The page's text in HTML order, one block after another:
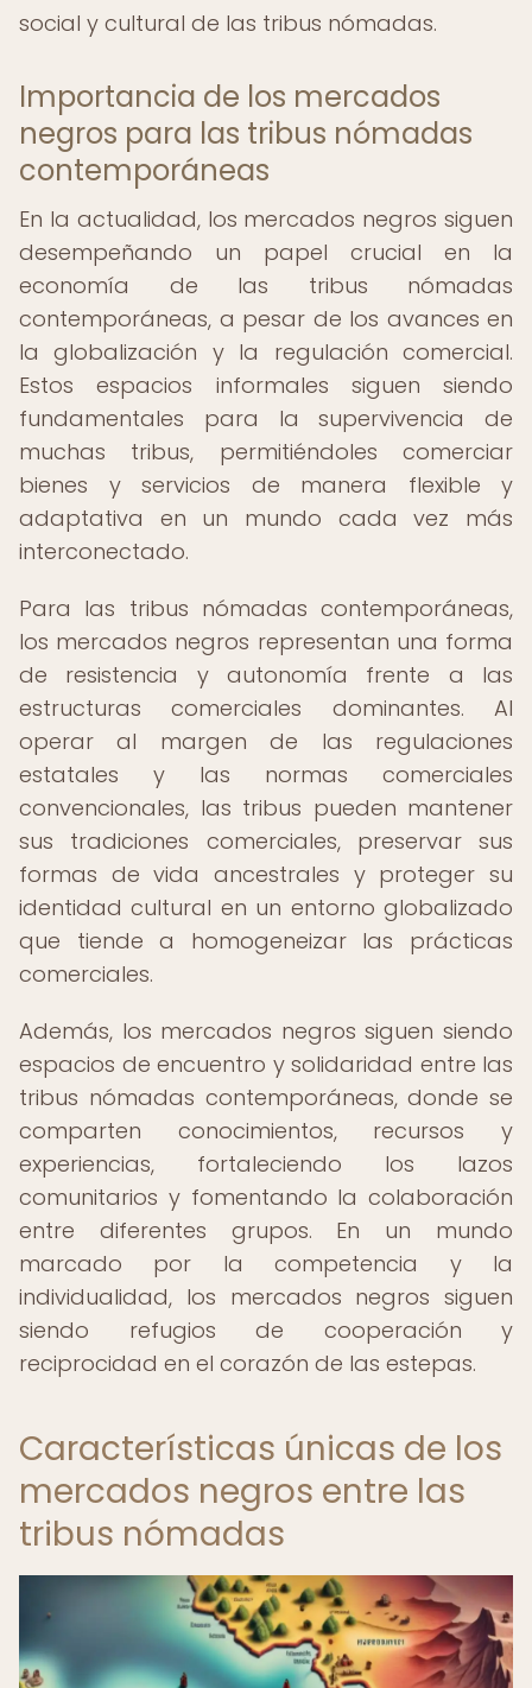
social y cultural de las tribus nómadas.
Importancia de los mercados
negros para las tribus nómadas
contemporáneas
En la actualidad, los mercados negros siguen
desempeñando un papel crucial en la
economía de las tribus nómadas
contemporáneas, a pesar de los avances en
la globalización y la regulación comercial.
Estos espacios informales siguen siendo
fundamentales para la supervivencia de
muchas tribus, permitiéndoles comerciar
bienes y servicios de manera flexible y
adaptativa en un mundo cada vez más
interconectado.
Para las tribus nómadas contemporáneas,
los mercados negros representan una forma
de resistencia y autonomía frente a las
estructuras comerciales dominantes. Al
operar al margen de las regulaciones
estatales y las normas comerciales
convencionales, las tribus pueden mantener
sus tradiciones comerciales, preservar sus
formas de vida ancestrales y proteger su
identidad cultural en un entorno globalizado
que tiende a homogeneizar las prácticas
comerciales.
Además, los mercados negros siguen siendo
espacios de encuentro y solidaridad entre las
tribus nómadas contemporáneas, donde se
comparten conocimientos, recursos y
experiencias, fortaleciendo los lazos
comunitarios y fomentando la colaboración
entre diferentes grupos. En un mundo
marcado por la competencia y la
individualidad, los mercados negros siguen
siendo refugios de cooperación y
reciprocidad en el corazón de las estepas.
Características únicas de los
mercados negros entre las
tribus nómadas